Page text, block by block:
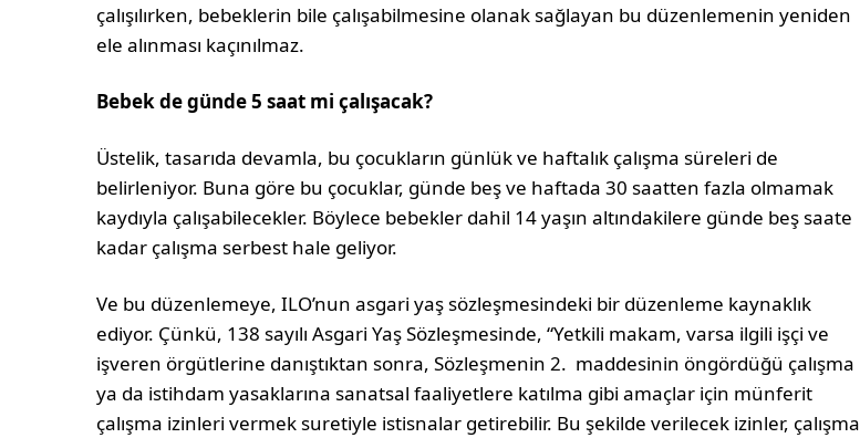
çalışılırken, bebeklerin bile çalışabilmesine olanak sağlayan bu düzenlemenin yeniden
ele alınması kaçınılmaz.
Bebek de günde 5 saat mi çalışacak?
Üstelik, tasarıda devamla, bu çocukların günlük ve haftalık çalışma süreleri de
belirleniyor. Buna göre bu çocuklar, günde beş ve haftada 30 saatten fazla olmamak
kaydıyla çalışabilecekler. Böylece bebekler dahil 14 yaşın altındakilere günde beş saate
kadar çalışma serbest hale geliyor.
Ve bu düzenlemeye, ILO’nun asgari yaş sözleşmesindeki bir düzenleme kaynaklık
ediyor. Çünkü, 138 sayılı Asgari Yaş Sözleşmesinde, “Yetkili makam, varsa ilgili işçi ve
işveren örgütlerine danıştıktan sonra, Sözleşmenin 2. maddesinin öngördüğü çalışma
ya da istihdam yasaklarına sanatsal faaliyetlere katılma gibi amaçlar için münferit
çalışma izinleri vermek suretiyle istisnalar getirebilir. Bu şekilde verilecek izinler, çalışma